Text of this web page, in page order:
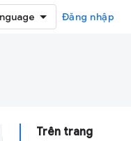
Đăng nhập
Trên trang